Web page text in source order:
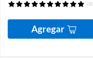
(2)
Agregar